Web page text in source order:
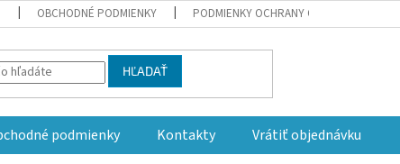
OBCHODNÉ PODMIENKY PODMIENKY OCHRANY OSOBNÝCH ÚDAJOV
HĽADAŤ
podmienky Kontakty Vrátiť objednávku